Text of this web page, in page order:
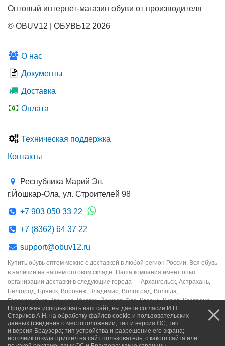
Оптовый интернет-магазин обуви от производителя
© OBUV12 | ОБУВЬ12 2026
О нас
Документы
Доставка
Оплата
Техническая поддержка
Контакты
Республика Марий Эл,
г.Йошкар-Ола, ул. Строителей 98
+7 903 050 33 22
+7 (8362) 64 37 22
support@obuv12.ru
Купить обувь оптом можно с доставкой в любой регион России. Вся обувь
в наличии на нашем оптовом складе. Наша компания имеет опыт
организации доставки в следующие города — Архангельск, Астрахань,
Белгород, Брянск, Воронеж, Владимир, Волгоград, Вологда,
Екатеринбург, Иваново, Ижевск, Йошкар-Ола, Казань, Киров, Кострома,
Краснодар, Курск, Липецк, Москва, Мурманск, Набережные Челны,
Новосибирск, Нижний Новгород, Омск, Орёл, Оренбург, Пенза, Пермь,
Петрозаводск, Псков, Ростов-на-Дону, Рязань, Самара, Санкт-Петербург,
Саранск, Саратов, Смоленск, Сочи, Сыктывкар, Тамбов, Тверь, Тула,
Продолжая использовать наш сайт, вы даете согласие И.П.
Стариков А.Н. на обработку файлов cookie и пользовательских
данных (сведения о местоположении; тип и версия ОС; тип
и версия Браузера; тип устройства и разрешение его экрана;
источник откуда пришел на сайт пользователь; с какого сайта или